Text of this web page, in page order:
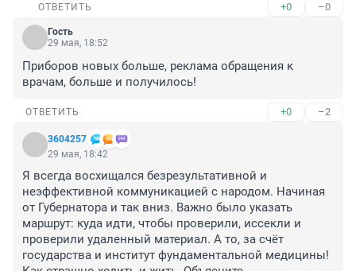
ОТВЕТИТЬ +0 –0
Гость
29 мая, 18:52
Приборов новых больше, реклама обращения к
врачам, больше и получилось!
ОТВЕТИТЬ +0 –2
3604257
29 мая, 18:42
Я всегда восхищался безрезультативной и
неэффективной коммуникацией с народом. Начиная
от Губернатора и так вниз. Важно было указать
маршрут: куда идти, чтобы проверили, иссекли и
проверили удаленный материал. А то, за счёт
государства и институт фундаментальной медицины!